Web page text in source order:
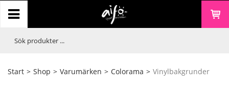
Start > Shop > Varumärken > Colorama > Vinylbakgrunder